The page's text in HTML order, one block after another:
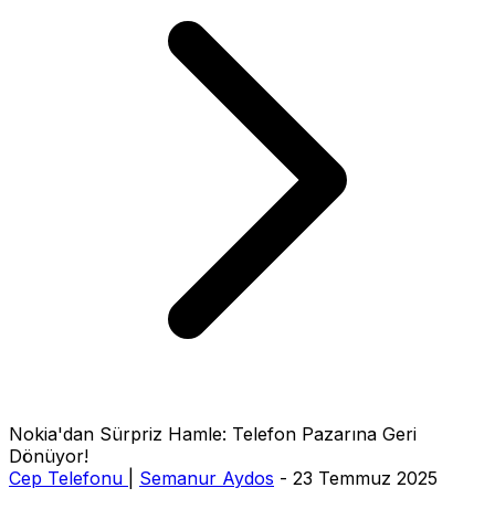
Nokia'dan Sürpriz Hamle: Telefon Pazarına Geri
Dönüyor!
Cep Telefonu
Semanur Aydos - 23 Temmuz 2025